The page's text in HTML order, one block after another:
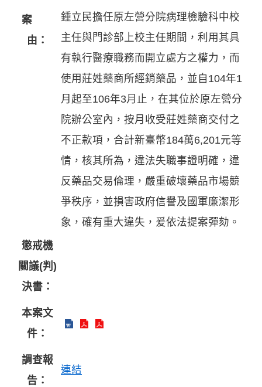
案
由：
鍾立民擔任原左營分院病理檢驗科中校
主任與門診部上校主任期間，利用其具
有執行醫療職務而開立處方之權力，而
使用莊姓藥商所經銷藥品，並自104年1
月起至106年3月止，在其位於原左營分
院辦公室內，按月收受莊姓藥商交付之
不正款項，合計新臺幣184萬6,201元等
情，核其所為，違法失職事證明確，違
反藥品交易倫理，嚴重破壞藥品市場競
爭秩序，並損害政府信譽及國軍廉潔形
象，確有重大違失，爰依法提案彈劾。
懲戒機
關議(判)
決書：
本案文
件：
調查報
告：
連結